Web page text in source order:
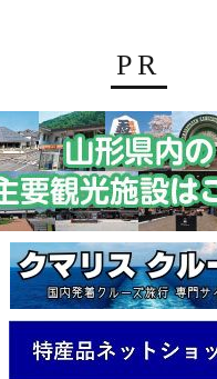
PR